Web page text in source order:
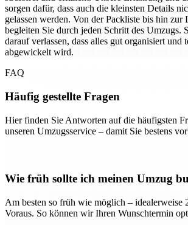
sorgen dafür, dass auch die kleinsten Details
gelassen werden. Von der Packliste bis hin zur
begleiten Sie durch jeden Schritt des Umzugs.
darauf verlassen, dass alles gut organisiert und
abgewickelt wird.
FAQ
Häufig gestellte Fragen
Hier finden Sie Antworten auf die häufigsten
unseren Umzugsservice – damit Sie bestens
Wie früh sollte ich meinen Umzug
Am besten so früh wie möglich – idealerweise
Voraus. So können wir Ihren Wunschtermin